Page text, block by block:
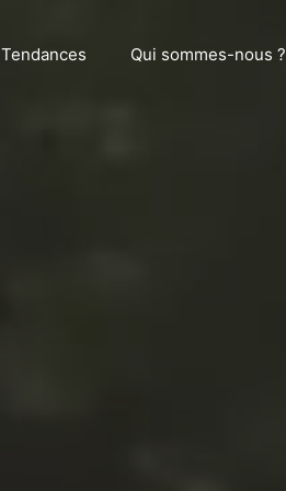
Tendances Qui sommes-nous ?